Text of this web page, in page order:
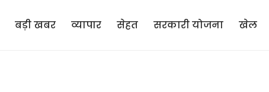
बड़ी खबर व्यापार सेहत सरकारी योजना खेल